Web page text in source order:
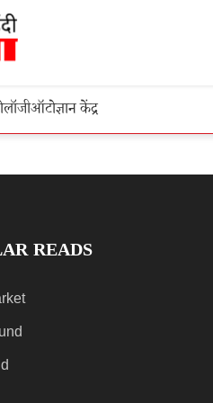
ऑटोज्ञान केंद्र
READS